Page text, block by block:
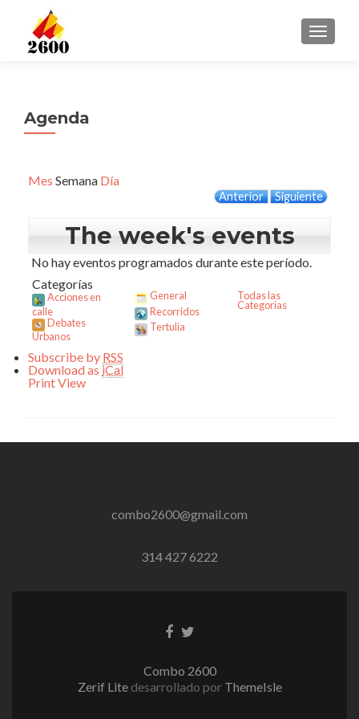
Agenda
Mes Semana Día
Anterior Siguiente
The week's events
No hay eventos programados durante este período.
Categorías
Acciones en
calle
Debates
Urbanos
General
Recorridos
Tertulia
Todas las
Categorías
Subscribe by RSS
Download as iCal
PrintView
combo2600@gmail.com
314 427 6222
EnlaceEnlace
Combo 2600
Zerif Lite desarrollado por ThemeIsle